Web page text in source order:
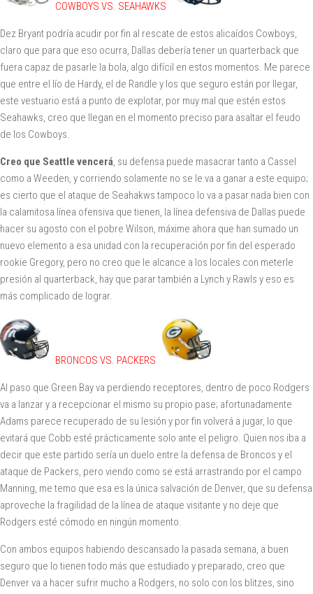
COWBOYS VS. SEAHAWKS
Dez Bryant podría acudir por fin al rescate de estos alicaídos Cowboys,
claro que para que eso ocurra, Dallas debería tener un quarterback que
fuera capaz de pasarle la bola, algo difícil en estos momentos. Me parece
que entre el lío de Hardy, el de Randle y los que seguro están por llegar,
este vestuario está a punto de explotar, por muy mal que estén estos
Seahawks, creo que llegan en el momento preciso para asaltar el feudo
de los Cowboys.
Creo que Seattle vencerá, su defensa puede masacrar tanto a Cassel
como a Weeden, y corriendo solamente no se le va a ganar a este equipo;
es cierto que el ataque de Seahakws tampoco lo va a pasar nada bien con
la calamitosa línea ofensiva que tienen, la línea defensiva de Dallas puede
hacer su agosto con el pobre Wilson, máxime ahora que han sumado un
nuevo elemento a esa unidad con la recuperación por fin del esperado
rookie Gregory, pero no creo que le alcance a los locales con meterle
presión al quarterback, hay que parar también a Lynch y Rawls y eso es
más complicado de lograr.
BRONCOS VS. PACKERS
Al paso que Green Bay va perdiendo receptores, dentro de poco Rodgers
va a lanzar y a recepcionar el mismo su propio pase; afortunadamente
Adams parece recuperado de su lesión y por fin volverá a jugar, lo que
evitará que Cobb esté prácticamente solo ante el peligro. Quien nos iba a
decir que este partido sería un duelo entre la defensa de Broncos y el
ataque de Packers, pero viendo como se está arrastrando por el campo
Manning, me temo que esa es la única salvación de Denver, que su defensa
aproveche la fragilidad de la línea de ataque visitante y no deje que
Rodgers esté cómodo en ningún momento.
Con ambos equipos habiendo descansado la pasada semana, a buen
seguro que lo tienen todo más que estudiado y preparado, creo que
Denver va a hacer sufrir mucho a Rodgers, no solo con los blitzes, sino